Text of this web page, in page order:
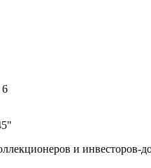
6
и инвесторов-